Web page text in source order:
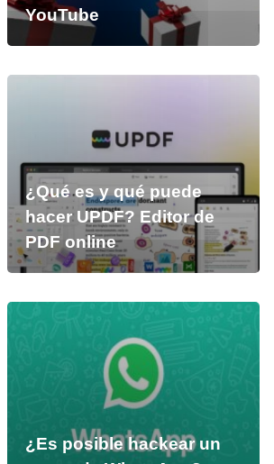
YouTube
¿Qué es y qué puede
hacer UPDF? Editor de
PDF online
¿Es posible hackear un